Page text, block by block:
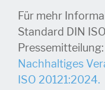
Für mehr
Standard DIN
Pressemitteilung:
Nachhaltiges
ISO 20121:2024.